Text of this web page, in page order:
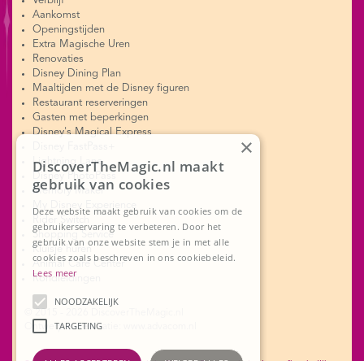
Aankomst
Openingstijden
Extra Magische Uren
Renovaties
Disney Dining Plan
Maaltijden met de Disney figuren
Restaurant reserveringen
Gasten met beperkingen
Disney's Magical Express
Lightning Lane
Memory Maker
Shopping Service
Kluisje huren
Animal Care Center
Rondleidingen
Ontwerp en realisatie: www.advacom.nl
DiscoverTheMagic.nl maakt
gebruik van cookies
Deze website maakt gebruik van cookies om de
gebruikerservaring te verbeteren. Door het
gebruik van onze website stem je in met alle
cookies zoals beschreven in ons cookiebeleid.
Lees meer
NOODZAKELIJK
TARGETING
×